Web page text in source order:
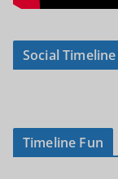
Social Timeline
Timeline Fun